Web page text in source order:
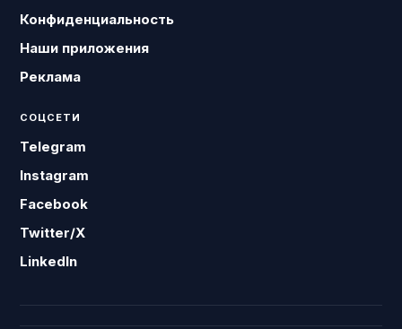
Конфиденциальность
Наши приложения
Реклама
СОЦСЕТИ
Telegram
Instagram
Facebook
Twitter/X
LinkedIn